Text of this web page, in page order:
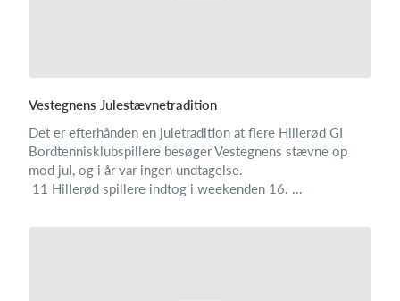
Vestegnens Julestævnetradition
Det er efterhånden en juletradition at flere Hillerød GI
Bordtennisklubspillere besøger Vestegnens stævne op
mod jul, og i år var ingen undtagelse.
11 Hillerød spillere indtog i weekenden 16. ...